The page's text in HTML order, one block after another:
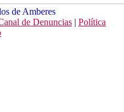
de Amberes
de Denuncias | Política